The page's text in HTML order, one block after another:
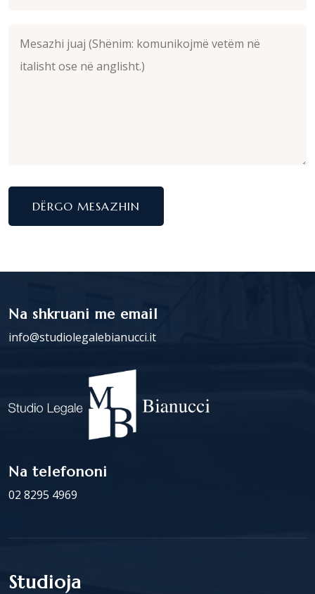
DËRGO MESAZHIN
Na shkruani me email
info@studiolegalebianucci.it
Na telefononi
02 8295 4969
Studioja